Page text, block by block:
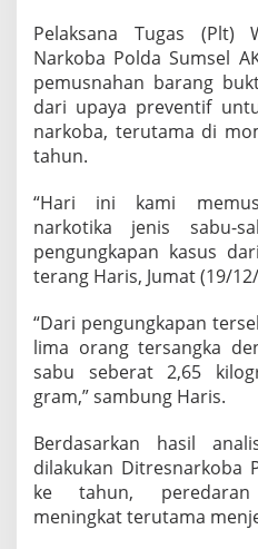
S
a
b
u
d
a
k
t
s
i
Pelaksana Tugas (Plt)
Narkoba Polda Sumsel
pemusnahan barang
dari upaya preventif
narkoba, terutama di
tahun.
“Hari ini kami
narkotika jenis sabu-
pengungkapan kasus
terang Haris, Jumat (19/
“Dari pengungkapan
lima orang tersangka
sabu seberat 2,65
gram,” sambung Haris.
Berdasarkan hasil
dilakukan Ditresnarkoba
ke tahun,
meningkat terutama